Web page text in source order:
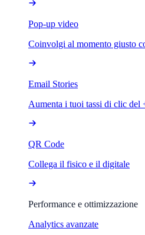
Pop-up video
Coinvolgi al momento giusto
Email Stories
Aumenta i tuoi tassi di clic del
QR Code
Collega il fisico e il digitale
Performance e ottimizzazione
Analytics avanzate